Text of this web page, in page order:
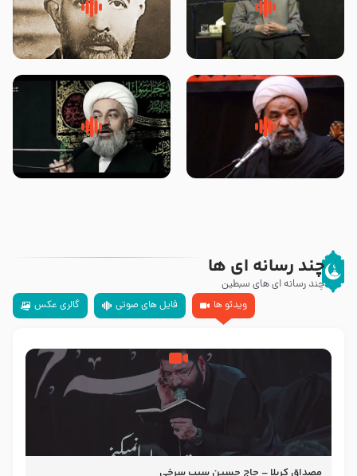
لقب حضرت رقیه سلام الله علیها به
چه معناست – حجت الاسلام علوی
روضه‌ی مجلس یزید ملعون و
اسارت اهل‌بیت علیهم‌السلام –
محدث زاده
سلام جوانی که امام حسین علیه
السلام خودش جوابش را دادند
زیارتی که اسباب رزق زیاد و عمر
طولانی است حجت السلام حسین
چند رسانه ای ها
چند رسانه ای های سبطین
ویدئو ها
فایل های صوتی گالری عکس
مصداق کربلا – حاج حسین سیب سرخی